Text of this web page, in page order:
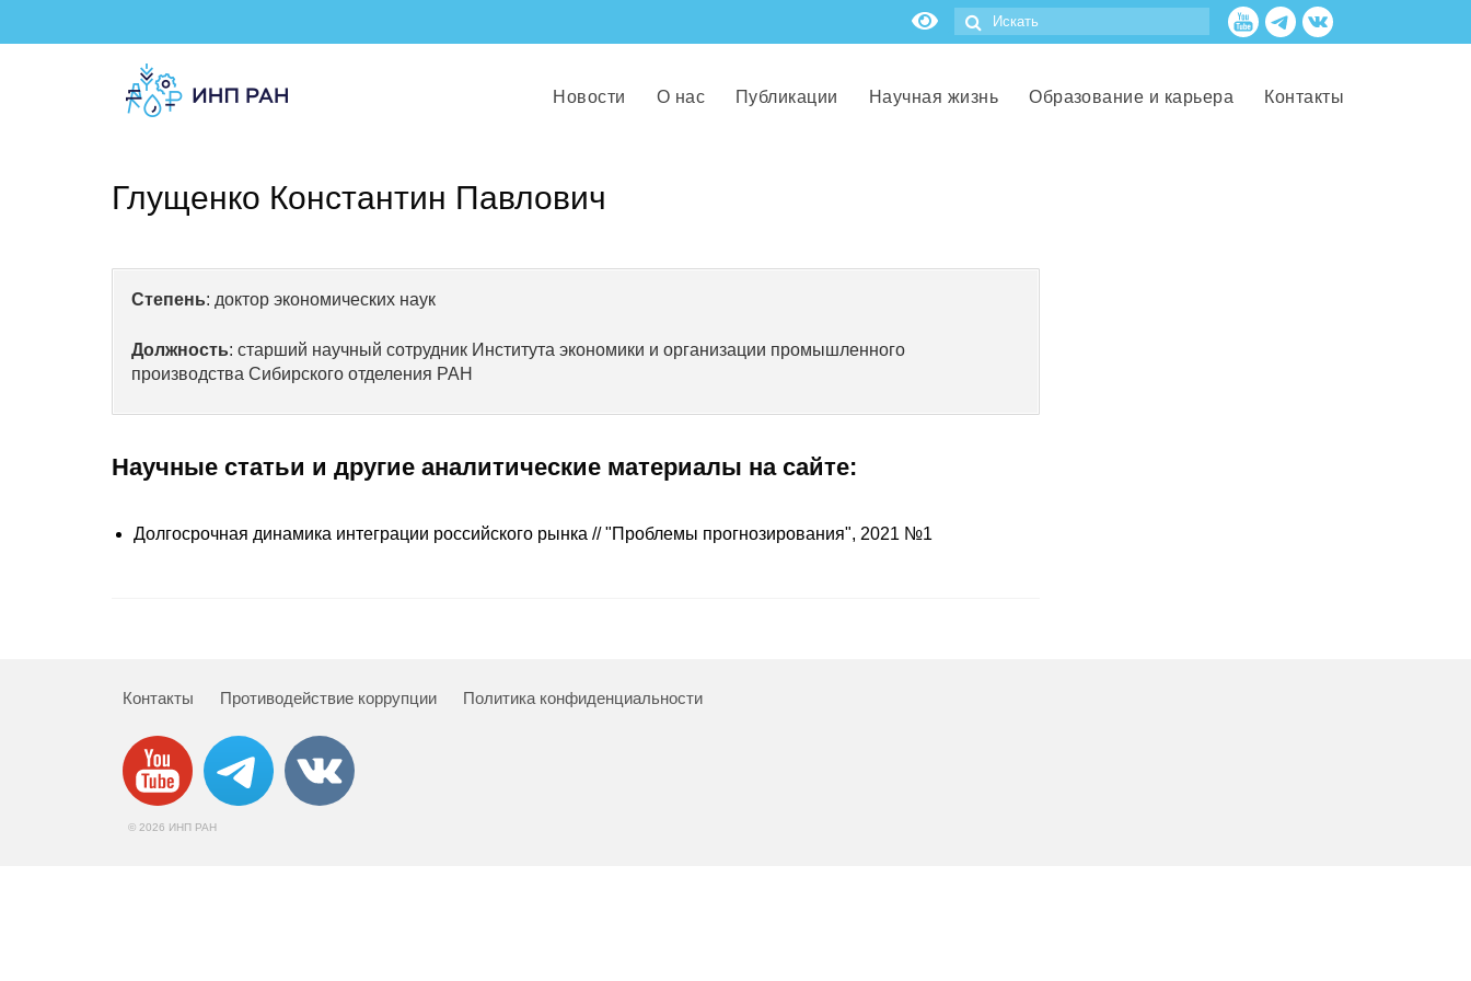
Новости О нас Публикации Научная жизнь Образование и карьера Контакты
Глущенко Константин Павлович
Степень: доктор экономических наук
Должность: старший научный сотрудник Института экономики и организации промышленного
производства Сибирского отделения РАН
Научные статьи и другие аналитические материалы на сайте:
Долгосрочная динамика интеграции российского рынка // "Проблемы прогнозирования", 2021 №1
Контакты Противодействие коррупции Политика конфиденциальности
© 2026 ИНП РАН